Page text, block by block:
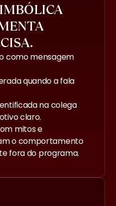
como mensagem
quando a fala
na colega
claro.
mitos e
o comportamento
fora do programa.